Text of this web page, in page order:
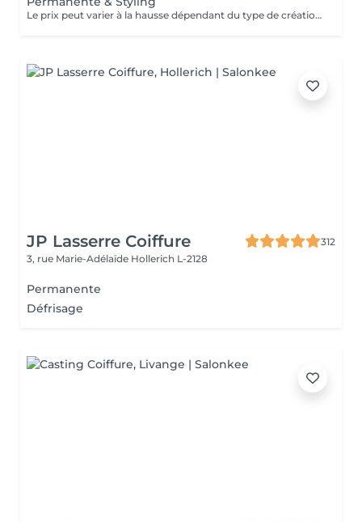
Le prix peut varier à la hausse dépendant du type de création finalement réalisée.
JP Lasserre Coiffure
312
3, rue Marie-Adélaïde Hollerich L-2128
Permanente
Défrisage